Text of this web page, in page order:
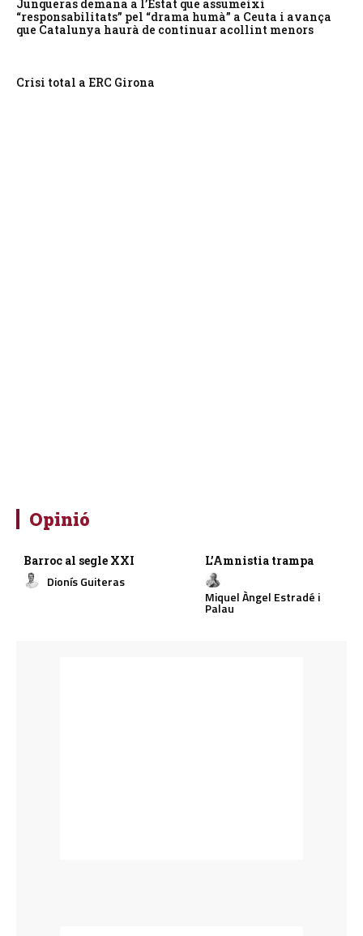
Junqueras demana a l’Estat que assumeixi
“responsabilitats” pel “drama humà” a Ceuta i avança
que Catalunya haurà de continuar acollint menors
Crisi total a ERC Girona
Opinió
Barroc al segle XXI
Dionís Guiteras
L’Amnistia trampa
Miquel Àngel Estradé i
Palau